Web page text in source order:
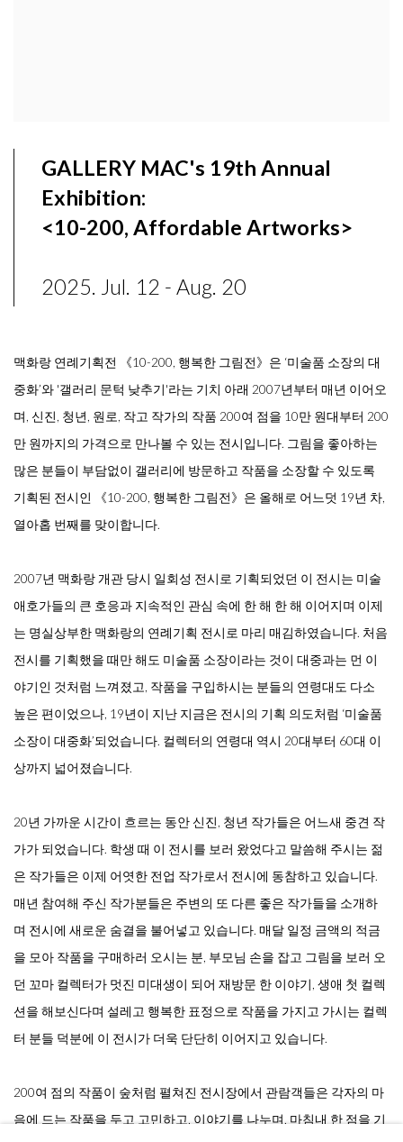
GALLERY MAC's 19th Annual
Exhibition:
<10-200, Affordable Artworks>
2025. Jul. 12 - Aug. 20
맥화랑 연례기획전 《10-200, 행복한 그림전》은 ‘미술품 소장의 대
중화’와 '갤러리 문턱 낮추기'라는 기치 아래 2007년부터 매년 이어오
며, 신진, 청년, 원로, 작고 작가의 작품 200여 점을 10만 원대부터 200
만 원까지의 가격으로 만나볼 수 있는 전시입니다. 그림을 좋아하는
많은 분들이 부담없이 갤러리에 방문하고 작품을 소장할 수 있도록
기획된 전시인 《10-200, 행복한 그림전》은 올해로 어느덧 19년 차,
열아홉 번째를 맞이합니다.
2007년 맥화랑 개관 당시 일회성 전시로 기획되었던 이 전시는 미술
애호가들의 큰 호응과 지속적인 관심 속에 한 해 한 해 이어지며 이제
는 명실상부한 맥화랑의 연례기획 전시로 마리 매김하였습니다. 처음
전시를 기획했을 때만 해도 미술품 소장이라는 것이 대중과는 먼 이
야기인 것처럼 느껴졌고, 작품을 구입하시는 분들의 연령대도 다소
높은 편이었으나, 19년이 지난 지금은 전시의 기획 의도처럼 ‘미술품
소장이 대중화’되었습니다. 컬렉터의 연령대 역시 20대부터 60대 이
상까지 넓어졌습니다.
20년 가까운 시간이 흐르는 동안 신진, 청년 작가들은 어느새 중견 작
가가 되었습니다. 학생 때 이 전시를 보러 왔었다고 말씀해 주시는 젊
은 작가들은 이제 어엿한 전업 작가로서 전시에 동참하고 있습니다.
매년 참여해 주신 작가분들은 주변의 또 다른 좋은 작가들을 소개하
며 전시에 새로운 숨결을 불어넣고 있습니다. 매달 일정 금액의 적금
을 모아 작품을 구매하러 오시는 분, 부모님 손을 잡고 그림을 보러 오
던 꼬마 컬렉터가 멋진 미대생이 되어 재방문 한 이야기, 생애 첫 컬렉
션을 해보신다며 설레고 행복한 표정으로 작품을 가지고 가시는 컬렉
터 분들 덕분에 이 전시가 더욱 단단히 이어지고 있습니다.
200여 점의 작품이 숲처럼 펼쳐진 전시장에서 관람객들은 각자의 마
음에 드는 작품을 두고 고민하고, 이야기를 나누며, 마침내 한 점을 기